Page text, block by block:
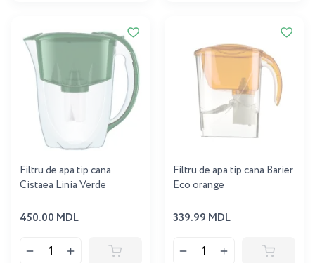
Filtru de apa tip cana
Cistaea Linia Verde
450.00 MDL
Filtru de apa tip cana Barier
Eco orange
339.99 MDL